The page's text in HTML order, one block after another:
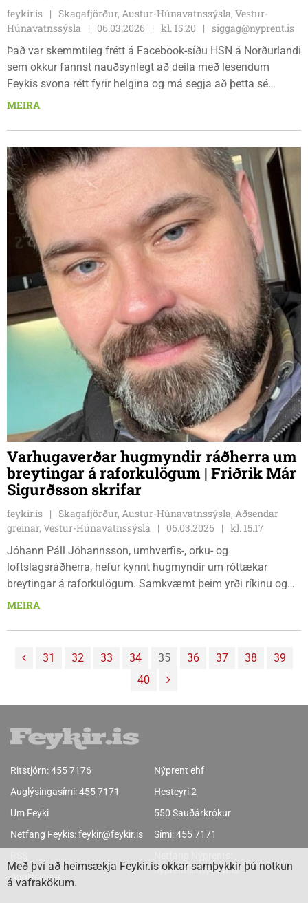
feykir.is
Skagafjörður, Austur-Húnavatnssýsla, Vestur-
Húnavatnssýsla
06.03.2026 kl. 15.20
siggag@nyprent.is
Það var skemmtileg frétt á Facebook-síðu HSN á Norðurlandi
sem okkur fannst nauðsynlegt að deila með lesendum
Feykis svona rétt fyrir helgina og má segja að þetta sé
krúttfrétt vikunnar.
MEIRA
Varhugaverðar hugmyndir ráðherra um
breytingar á raforkulögum | Friðrik Már
Sigurðsson skrifar
feykir.is
Skagafjörður, Austur-Húnavatnssýsla, Aðsendar
greinar, Vestur-Húnavatnssýsla
06.03.2026
kl. 15.17
Jóhann Páll Jóhannsson, umhverfis-, orku- og
loftslagsráðherra, hefur kynnt hugmyndir um róttækar
breytingar á raforkulögum. Samkvæmt þeim yrði ríkinu og
fyrirtækjum þess veittar auknar heimildir til að hraða
taldar eru hamla framgangi orkuflutnings. Þessi grein er ekki
raforkuflutningskerfið.
MEIRA
31 32 33 34 35 36 37 38
39
40
Ritstjórn:455 7176
Auglýsingasími:455 7171
Um Feyki
Netfang Feykis:feykir@feykir.is
Auglýsingar
Nýprent ehf
Hesteyri 2
550 Sauðárkrókur
Sími:455 7171
nyprent@nyprent.is
Með því að heimsækja Feykir.is okkar samþykkir þú notkun
á vafrakökum.